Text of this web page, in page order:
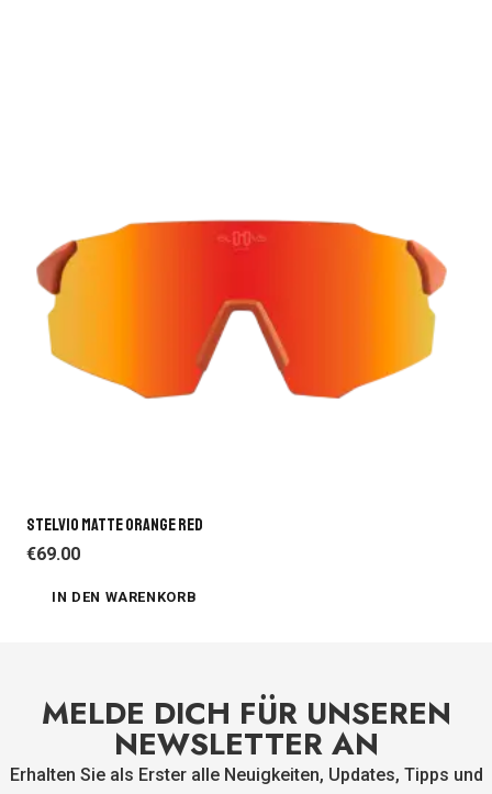
STELVIO MATTE ORANGE RED
€69.00
IN DEN WARENKORB
MELDE DICH FÜR UNSEREN
NEWSLETTER AN
Erhalten Sie als Erster alle Neuigkeiten, Updates, Tipps und